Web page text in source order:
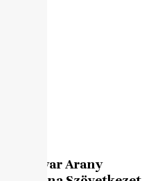
Magyar Arany